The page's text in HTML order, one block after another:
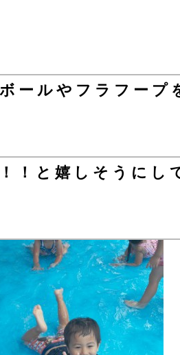
ールやフラフープ
！と嬉しそうにし